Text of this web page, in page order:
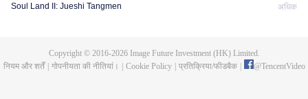
Soul Land II: Jueshi Tangmen अधिक
Copyright © 2016-2026Image Future Investment (HK) Limited.
नियम और शर्तें
गोपनीयता की नीतियां। Cookie Policy प्रतिक्रिया/फीडबैक @TencentVideo